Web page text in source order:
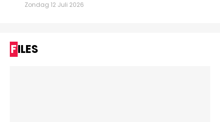
Zondag 12 Juli 2026
FILES